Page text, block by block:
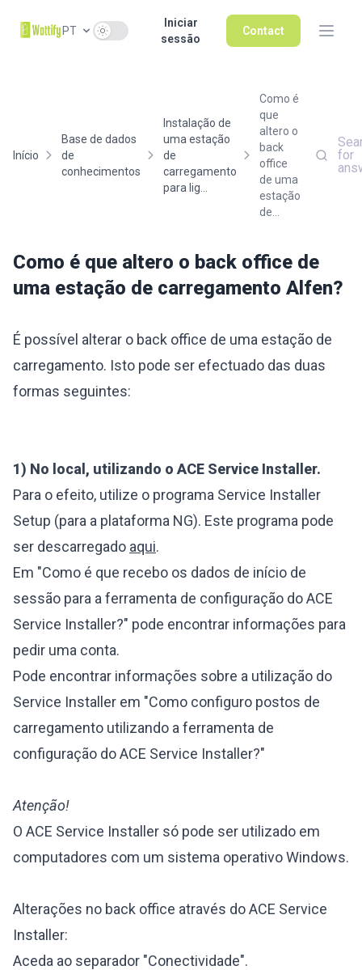
PT Use setting
Iniciar
sessão
Contact
Início
Base de dados
de
conhecimentos
Instalação de
uma estação
de
carregamento
para lig...
Como é
que
altero o
back
office
de uma
estação
de...
for
Como é que altero o back office de
uma estação de carregamento Alfen?
É possível alterar o back office de uma estação de
carregamento. Isto pode ser efectuado das duas
formas seguintes:
1) No local, utilizando o ACE Service Installer.
Para o efeito, utilize o programa Service Installer
Setup (para a plataforma NG). Este programa pode
ser descarregado aqui.
Em "Como é que recebo os dados de início de
sessão para a ferramenta de configuração do ACE
Service Installer?" pode encontrar informações para
pedir uma conta.
Pode encontrar informações sobre a utilização do
Service Installer em "Como configuro postos de
carregamento utilizando a ferramenta de
configuração do ACE Service Installer?"
Atenção!
O ACE Service Installer só pode ser utilizado em
computadores com um sistema operativo Windows.
Alterações no back office através do ACE Service
Installer:
Aceda ao separador "Conectividade".